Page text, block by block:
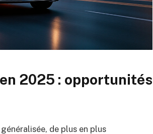
2025 : opportunités
de plus en plus